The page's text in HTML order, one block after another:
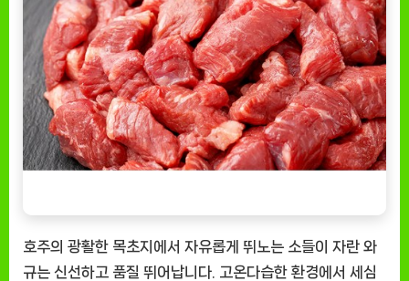
호주의 광활한 목초지에서 자유롭게 뛰노는 소들이 자란 와
규는 신선하고 품질 뛰어납니다. 고온다습한 환경에서 세심